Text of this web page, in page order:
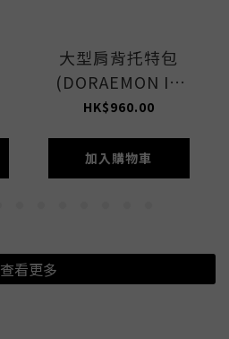
大型肩背托特包
(DORAEMON IN
NYC LET)
HK$960.00
加入購物車
查看更多